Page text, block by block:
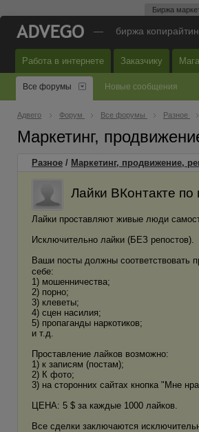
Биржа
— биржа
Работа в интернете Заказчику
Все форумы Новые сообщения
Адвего Форум Все форумы Разное
Маркетинг,
Разное / Маркетинг, продвижение,
Лайки ВКонтакте
Лайки проставляют живые люди
Исключительно лайки (БЕЗ репостов).
Ваши посты должны соответствовать
себе:
1) мошенничества;
2) порно;
3) клеветы;
4) сцен насилия;
5) пропаганды наркотиков;
и т.д.
Проставление лайков возможно:
1) к записям (постам);
2) К фото;
3) на сторонних сайтах кнопка "Мне
ЦЕНА: 5 $ за каждые 1000 лайков.
Все сделки заключаются